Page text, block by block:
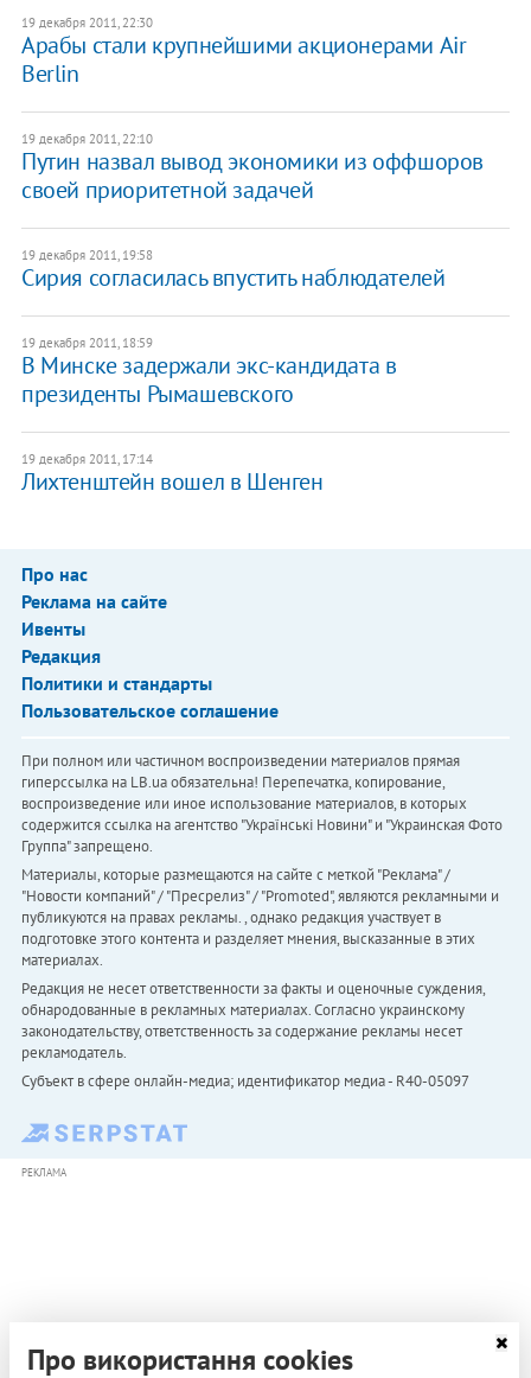
19 декабря 2011, 22:30
Арабы стали крупнейшими акционерами Air
Berlin
19 декабря 2011, 22:10
Путин назвал вывод экономики из оффшоров
своей приоритетной задачей
19 декабря 2011, 19:58
Сирия согласилась впустить наблюдателей
19 декабря 2011, 18:59
В Минскe задержали экс-кандидата в
президенты Рымашевского
19 декабря 2011, 17:14
Лихтенштейн вошел в Шенген
Про нас
Реклама на сайте
Ивенты
Редакция
Политики и стандарты
Пользовательское соглашение
При полном или частичном воспроизведении материалов прямая
гиперссылка на LB.ua обязательна! Перепечатка, копирование,
воспроизведение или иное использование материалов, в которых
содержится ссылка на агентство "Українськi Новини" и "Украинская Фото
Группа" запрещено.
Материалы, которые размещаются на сайте с меткой "Реклама" /
"Новости компаний" / "Пресрелиз" / "Promoted", являются рекламными и
публикуются на правах рекламы. , однако редакция участвует в
подготовке этого контента и разделяет мнения, высказанные в этих
материалах.
Редакция не несет ответственности за факты и оценочные суждения,
обнародованные в рекламных материалах. Согласно украинскому
законодательству, ответственность за содержание рекламы несет
рекламодатель.
Субъект в сфере онлайн-медиа; идентификатор медиа - R40-05097
РЕКЛАМА
Про використання cookies